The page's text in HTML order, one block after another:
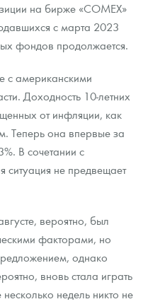
на бирже «COMEX»
с марта 2023
фондов продолжается.
с американскими
Доходность 10-летних
от инфляции, как
Теперь она впервые за
В сочетании с
не предвещает
вероятно, был
факторами, но
однако
вновь стала играть
недель никто не